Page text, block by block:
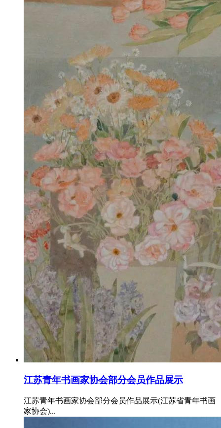
江苏青年书画家协会部分会员作品展示
江苏青年书画家协会部分会员作品展示(江苏省青年书画
家协会)...